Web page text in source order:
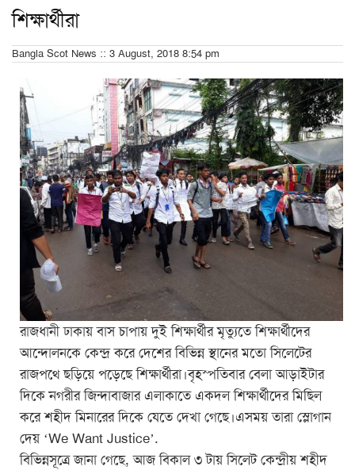
শিক্ষার্থীরা
Bangla Scot News :: 3 August, 2018 8:54 pm
রাজধানী ঢাকায় বাস চাপায় দুই শিক্ষার্থীর মৃত্যুতে শিক্ষার্থীদের
আন্দোলনকে কেন্দ্র করে দেশের বিভিন্ন স্থানের মতো সিলেটের
রাজপথে ছড়িয়ে পড়েছে শিক্ষার্থীরা।বৃহস্পতিবার বেলা আড়াইটার
দিকে নগরীর জিন্দাবাজার এলাকাতে একদল শিক্ষার্থীদের মিছিল
করে শহীদ মিনারের দিকে যেতে দেখা গেছে।এসময় তারা স্লোগান
দেয় ‘We Want Justice’.
বিভিন্নসূত্রে জানা গেছে, আজ বিকাল ৩ টায় সিলেট কেন্দ্রীয় শহীদ